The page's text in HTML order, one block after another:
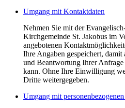
Umgang mit Kontaktdaten
Nehmen Sie mit der
Kirchgemeinde St. Jakobus im
angebotenen
Ihre Angaben gespeichert,
und Beantwortung Ihrer
kann. Ohne Ihre Einwilligung
Dritte weitergegeben.
Umgang mit